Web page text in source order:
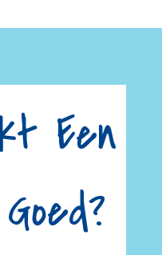
Een